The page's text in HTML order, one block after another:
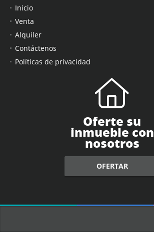
Inicio
Venta
Alquiler
Contáctenos
Políticas de privacidad
Oferte su
inmueble con
nosotros
OFERTAR